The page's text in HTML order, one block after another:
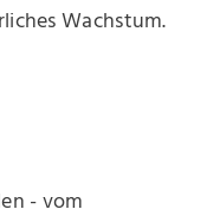
Wachstum.
- vom